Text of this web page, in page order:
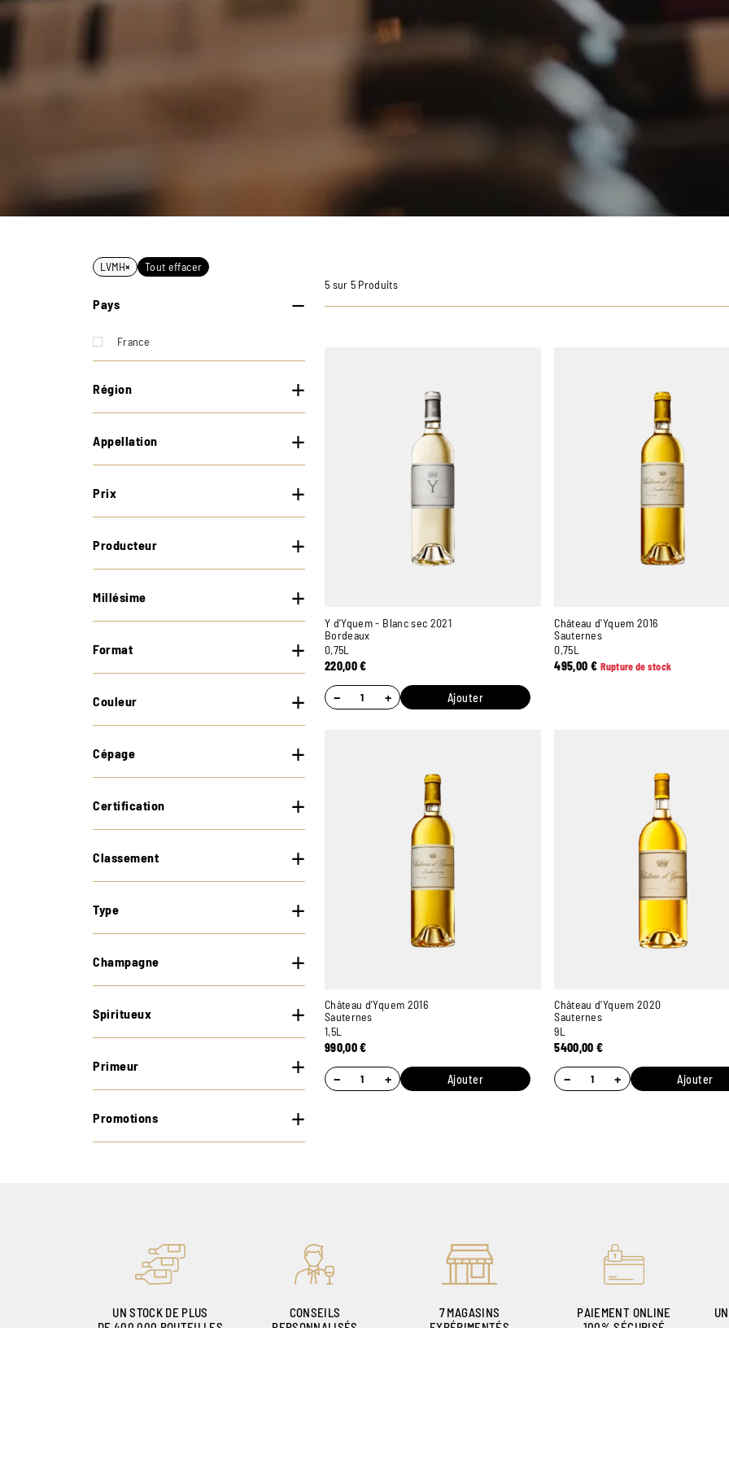
LVMH× Tout effacer
Pays
France
Région
Appellation
Prix
Producteur
Millésime
Format
Couleur
Cépage
Certification
Classement
Type
Champagne
Spiritueux
Primeur
Promotions
5 sur 5 Produits
Y d'Yquem - Blanc sec 2021
Bordeaux
0,75L
220,00€
− + Ajouter
Château d'Yquem 2016
Sauternes
0,75L
495,00 € Rupture de stock
Château d'Yquem 2016
Sauternes
1,5L
990,00€
− + Ajouter
Château d'Yquem 2020
Sauternes
9L
5400,00€
− + Ajouter
UN STOCK DE PLUS
DE 400.000 BOUTEILLES
CONSEILS
PERSONNALISÉS
7 MAGASINS
EXPÉRIMENTÉS
PAIEMENT ONLINE
100% SÉCURISÉ